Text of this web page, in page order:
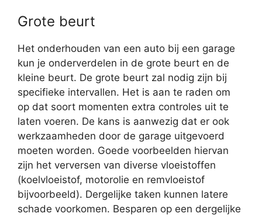
Grote beurt
Het onderhouden van een auto bij een garage
kun je onderverdelen in de grote beurt en de
kleine beurt. De grote beurt zal nodig zijn bij
specifieke intervallen. Het is aan te raden om
op dat soort momenten extra controles uit te
laten voeren. De kans is aanwezig dat er ook
werkzaamheden door de garage uitgevoerd
moeten worden. Goede voorbeelden hiervan
zijn het verversen van diverse vloeistoffen
(koelvloeistof, motorolie en remvloeistof
bijvoorbeeld). Dergelijke taken kunnen latere
schade voorkomen. Besparen op een dergelijke